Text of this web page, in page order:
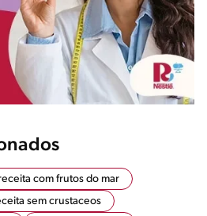
com frutos do mar
sem crustaceos